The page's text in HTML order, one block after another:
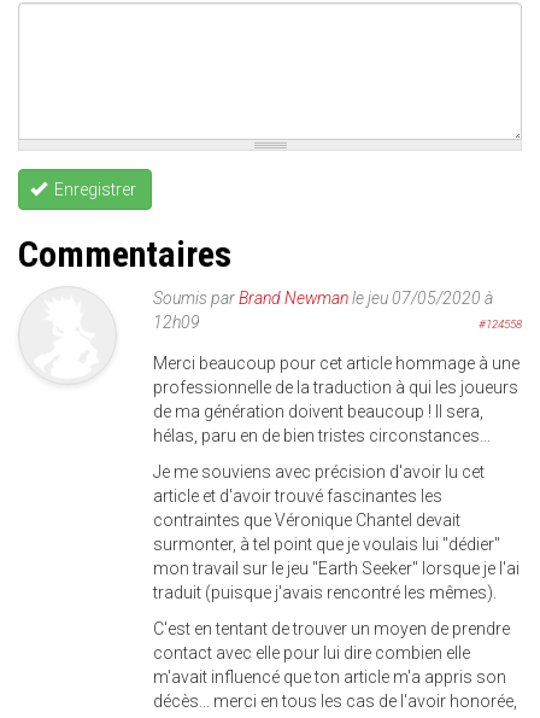
Enregistrer
Commentaires
Soumis parBrand Newmanle jeu 07/05/2020 à
12h09
#124558
Merci beaucoup pour cet article hommage à une
professionnelle de la traduction à qui les joueurs
de ma génération doivent beaucoup ! Il sera,
hélas, paru en de bien tristes circonstances...
Je me souviens avec précision d'avoir lu cet
article et d'avoir trouvé fascinantes les
contraintes que Véronique Chantel devait
surmonter, à tel point que je voulais lui "dédier"
mon travail sur le jeu "Earth Seeker" lorsque je l'ai
traduit (puisque j'avais rencontré les mêmes).
C'est en tentant de trouver un moyen de prendre
contact avec elle pour lui dire combien elle
m'avait influencé que ton article m'a appris son
décès... merci en tous les cas de l'avoir honorée,